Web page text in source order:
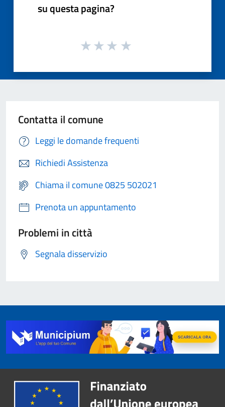
su questa pagina?
Contatta il comune
Leggi le domande frequenti
Richiedi Assistenza
Chiama il comune 0825 502021
Prenota un appuntamento
Problemi in città
Segnala disservizio